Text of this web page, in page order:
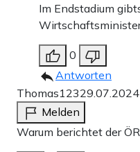
Im Endstadium
0
Antworten
Thomas123
Melden
Warum berichtet der